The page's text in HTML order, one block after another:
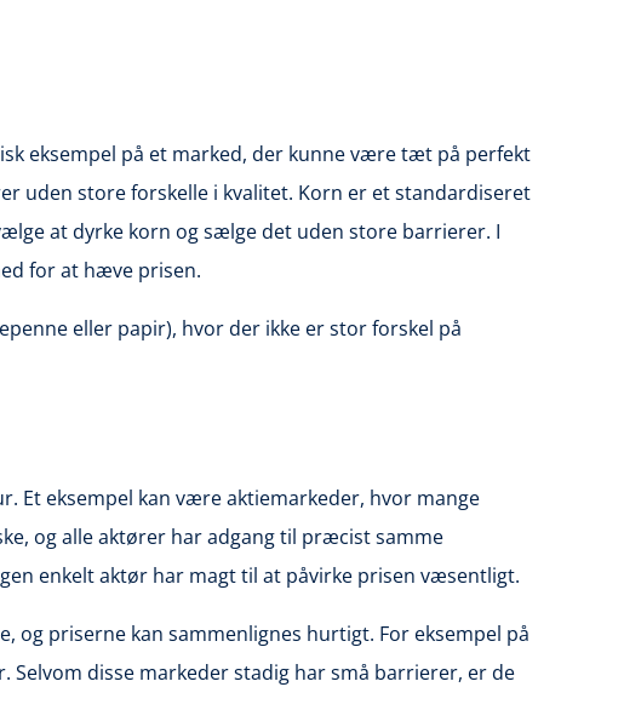
eksempel på et marked, der kunne være tæt på perfekt
uden store forskelle i kvalitet. Korn er et standardiseret
at dyrke korn og sælge det uden store barrierer. I
for at hæve prisen.
eller papir), hvor der ikke er stor forskel på
Et eksempel kan være aktiemarkeder, hvor mange
og alle aktører har adgang til præcist samme
enkelt aktør har magt til at påvirke prisen væsentligt.
og priserne kan sammenlignes hurtigt. For eksempel på
disse markeder stadig har små barrierer, er de